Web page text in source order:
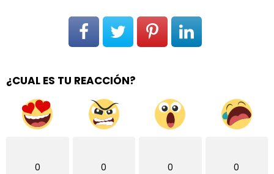
¿CUAL ES TU REACCIÓN?
0 0 0 0